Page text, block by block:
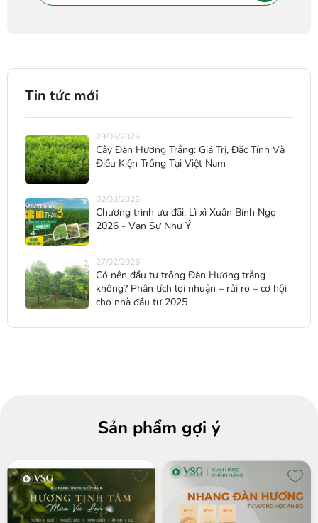
Tin tức mới
29/06/2026
Cây Đàn Hương Trắng: Giá Trị, Đặc Tính Và
Điều Kiện Trồng Tại Việt Nam
02/03/2026
Chương trình ưu đãi: Lì xì Xuân Bính Ngọ
2026 - Vạn Sự Như Ý
27/02/2026
Có nên đầu tư trồng Đàn Hương trắng
không? Phân tích lợi nhuận – rủi ro – cơ hội
cho nhà đầu tư 2025
Sản phẩm gợi ý